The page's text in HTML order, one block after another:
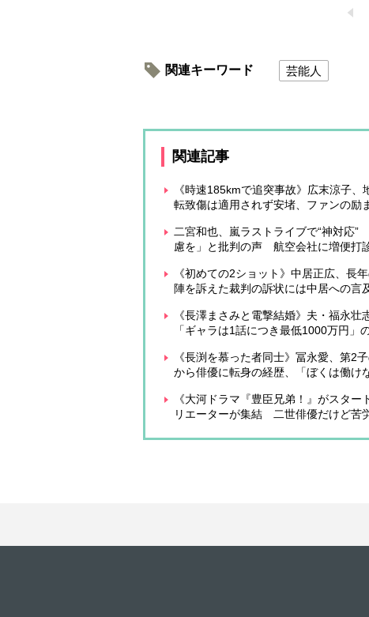
関連キーワード 芸能人
関連記事
《時速185kmで追突事故》広末涼子
転致傷は適用されず安堵、ファンの励
二宮和也、嵐ラストライブで“神対応
慮を」と批判の声 航空会社に増便打
《初めての2ショット》中居正広、
陣を訴えた裁判の訴状には中居への言
《長澤まさみと電撃結婚》夫・福永
「ギャラは1話につき最低1000万円」
《長渕を慕った者同士》冨永愛、第2
から俳優に転身の経歴、「ぼくは働け
《大河ドラマ『豊臣兄弟！』がスタ
リエーターが集結 二世俳優だけど苦